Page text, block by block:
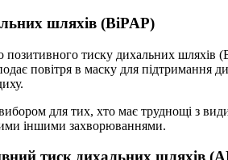
шляхів (BiPAP)
позитивного тиску дихальних
повітря в маску для підтримання
для тих, хто має труднощі з
іншими захворюваннями.
тиск дихальних шляхів